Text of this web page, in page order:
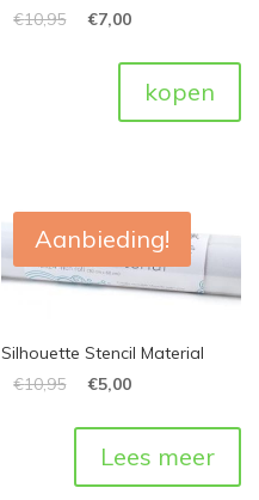
€10,95 €7,00
kopen
Aanbieding!
Silhouette Stencil Material
€10,95 €5,00
Lees meer